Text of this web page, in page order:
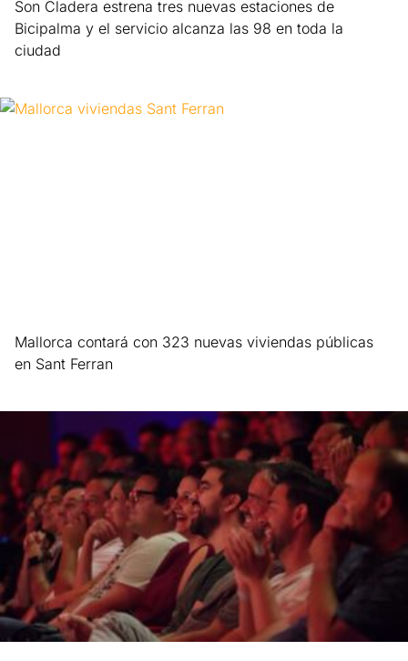
Son Cladera estrena tres nuevas estaciones de
Bicipalma y el servicio alcanza las 98 en toda la
ciudad
Mallorca contará con 323 nuevas viviendas públicas
en Sant Ferran